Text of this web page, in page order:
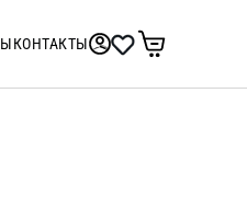
КОНТАКТЫ